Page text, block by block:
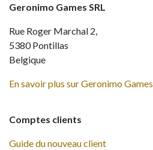
Comptes clients
Guide du nouveau client
Geronimo Games SRL
Rue Roger Marchal 2,
5380 Pontillas
Belgique
En savoir plus sur Geronimo Games